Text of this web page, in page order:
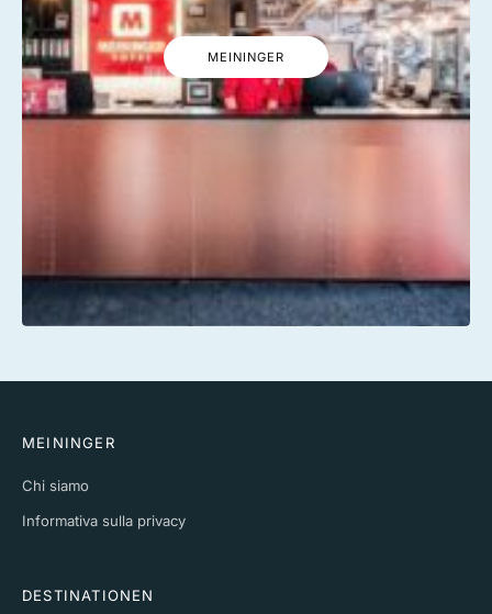
MEININGER
MEININGER
Chi siamo
Informativa sulla privacy
DESTINATIONEN